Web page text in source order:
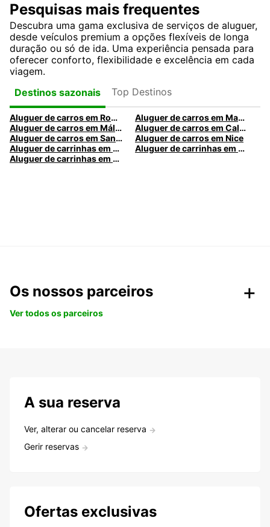
Pesquisas mais frequentes
Descubra uma gama exclusiva de serviços de aluguer,
desde veículos premium a opções flexíveis de longa
duração ou só de ida. Uma experiência pensada para
oferecer conforto, flexibilidade e excelência em cada
viagem.
Destinos sazonais
Top Destinos
Aluguer de carros em Roma
Aluguer de carros em Madrid
Aluguer de carros em Málaga
Aluguer de carros em Caldas da Rainha
Aluguer de carros em Santa Maria da Feira
Aluguer de carros em Nice
Aluguer de carrinhas em Nice
Aluguer de carrinhas em Santa Maria da Feira
Aluguer de carrinhas em Caldas da Rainha
Os nossos parceiros
Ver todos os parceiros
A sua reserva
Ver, alterar ou cancelar reserva
Gerir reservas
Ofertas exclusivas